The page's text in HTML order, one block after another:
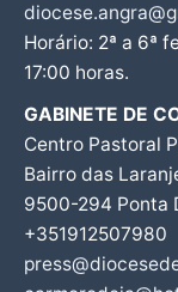
Horário: 2ª a 6ª
17:00 horas.
GABINETE DE
Centro Pastoral
Bairro das
9500-294 Ponta
+351912507980